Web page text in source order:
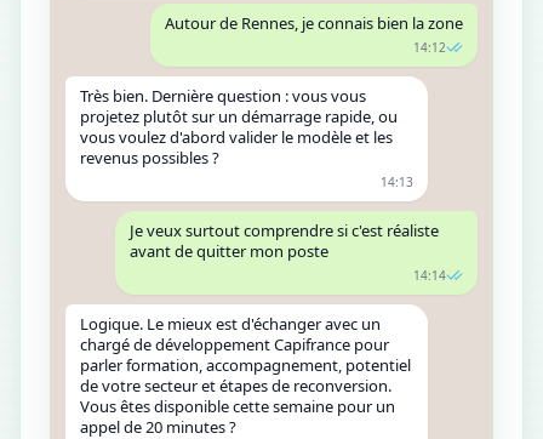
Autour de Rennes, je connais bien la zone
14:12
Très bien. Dernière question : vous vous
projetez plutôt sur un démarrage rapide, ou
vous voulez d'abord valider le modèle et les
revenus possibles ?
14:13
Je veux surtout comprendre si c'est réaliste
avant de quitter mon poste
14:14
Logique. Le mieux est d'échanger avec un
chargé de développement Capifrance pour
parler formation, accompagnement, potentiel
de votre secteur et étapes de reconversion.
Vous êtes disponible cette semaine pour un
appel de 20 minutes ?